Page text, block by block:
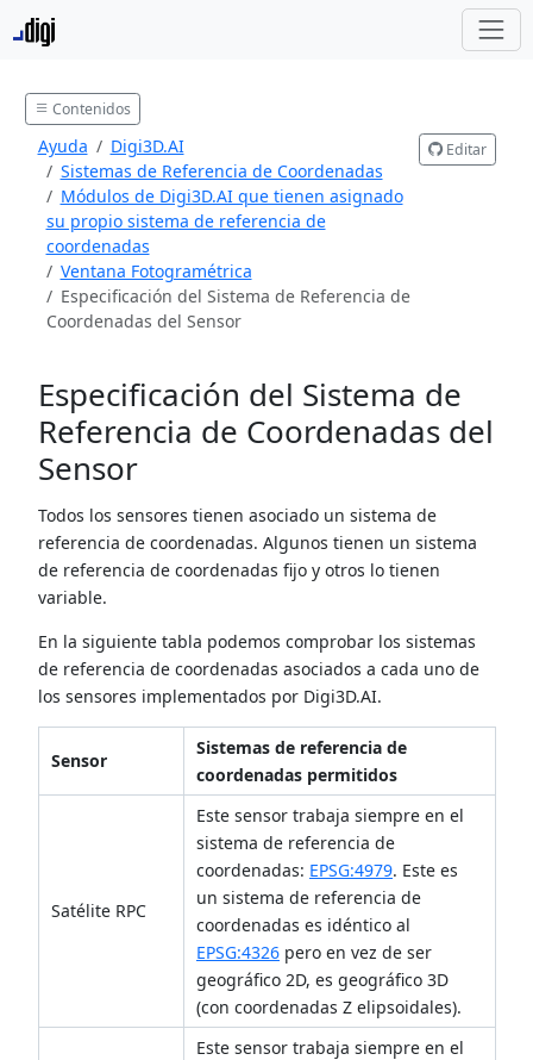
Contenidos
Ayuda
Digi3D.AI
Sistemas de Referencia de Coordenadas
Módulos de Digi3D.AI que tienen asignado
su propio sistema de referencia de
coordenadas
Ventana Fotogramétrica
Especificación del Sistema de Referencia de
Coordenadas del Sensor
Editar
Especificación del Sistema de
Referencia de Coordenadas del
Sensor
Todos los sensores tienen asociado un sistema de
referencia de coordenadas. Algunos tienen un sistema
de referencia de coordenadas fijo y otros lo tienen
variable.
En la siguiente tabla podemos comprobar los sistemas
de referencia de coordenadas asociados a cada uno de
los sensores implementados por Digi3D.AI.
Sensor
Sistemas de referencia de
coordenadas permitidos
Satélite RPC
Este sensor trabaja siempre en el
sistema de referencia de
coordenadas: EPSG:4979. Este es
un sistema de referencia de
coordenadas es idéntico al
EPSG:4326 pero en vez de ser
geográfico 2D, es geográfico 3D
(con coordenadas Z elipsoidales).
Este sensor trabaja siempre en el